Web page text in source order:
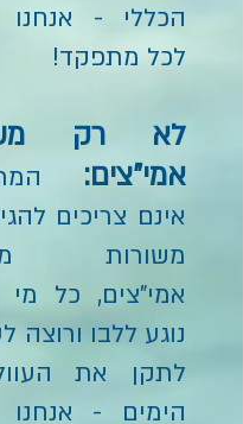
הכללי - אנחנו
לכל מתפקד!
לא רק
אמי"צים:
אינם צריכים
משורות
אמי"צים, כל
נוגע ללבו ורוצה
לתקן את
הימים - אנחנו